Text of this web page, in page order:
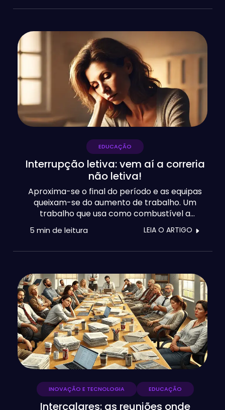
Descubra como o e-Schooling permite
personalizar a relação e partilha com os
encarregados de educação, aos níveis
administrativo e de ensino e aprendizagem.
Com uma comunicação instantânea,
multinível, com garantias de leitura e
participação.
EDUCAÇÃO
Interrupção letiva: vem aí a correria
não letiva!
Aproxima-se o final do período e as equipas
queixam-se do aumento de trabalho. Um
trabalho que usa como combustível a
paciência e a motivação de cada professor,
por isso é bem pouco sustentável e deixa
dia-a-dia, mas sempre com enormes
canseiras para integrarem, recolherem e
processarem dados. Com o
desenvolvimento tecnológico atual, daqui a
uns anos vamos olhar para trás e sorrir. Mas
no e-Schooling, não só hoje olhamos para
trás e sorrimos, como também olhamos
para o lado e já dá para sorrir.
5 min de leitura LEIA O ARTIGO
INOVAÇÃO E TECNOLOGIA EDUCAÇÃO
Intercalares: as reuniões onde